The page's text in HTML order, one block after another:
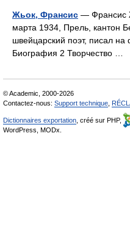
Жьок, Франсис — Франсис
марта 1934, Прель, кантон
швейцарский поэт, писал
Биография 2 Творчество …
© Academic, 2000-2026
Contactez-nous: Support technique
Dictionnaires exportation , créé sur PHP,
WordPress, MODx.